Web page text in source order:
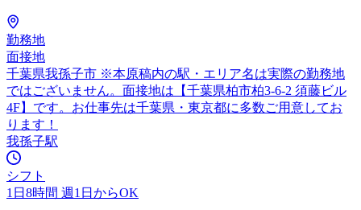
勤務地
面接地
千葉県我孫子市 ※本原稿内の駅・エリア名は実際の勤務地
ではございません。面接地は【千葉県柏市柏3-6-2 須藤ビル
4F】です。お仕事先は千葉県・東京都に多数ご用意してお
ります！
我孫子駅
シフト
1日8時間 週1日からOK